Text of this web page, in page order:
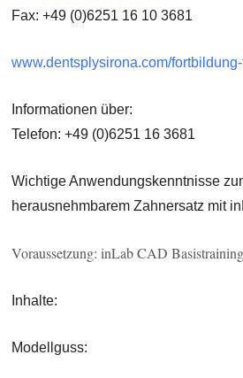
Fax:+49 (0)6251 16 10 3681
www.dentsplysirona.com/
Informationen über:
Telefon: +49 (0)6251 16 3681
Wichtige Anwendungskenntnisse
herausnehmbarem Zahnersatz mit
Voraussetzung:inLab CAD Basistraining
Inhalte:
Modellguss: